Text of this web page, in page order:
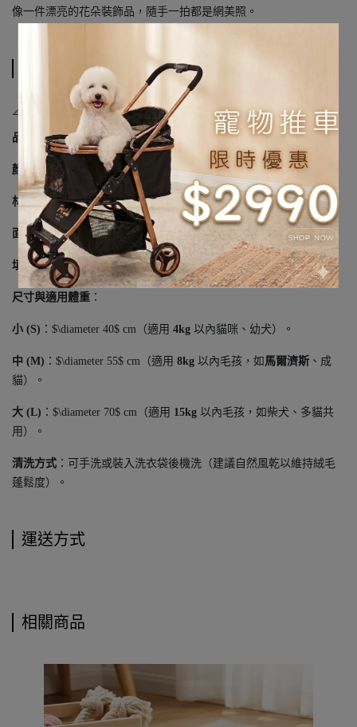
像一件漂亮的花朵裝飾品，隨手一拍都是網美照。
規格說明
📐 商品規格
品名 ：舒柔花朵造型寵物睡墊
顏色：經典灰配粉 (Grey & Pink)
材質：
面料：加厚舒柔雲朵絨（親膚、不掉毛、不起球）。
填充：高彈力 PP 棉（支撐力強，久睡不塌陷）。
尺寸與適用體重 ：
小 (S) ：$\diameter 40$ cm（適用 4kg 以內貓咪、幼犬）。
中 (M) ：$\diameter 55$ cm（適用 8kg 以內毛孩，如 馬爾濟斯 、成
貓）。
大 (L) ：$\diameter 70$ cm（適用 15kg 以內毛孩，如柴犬、多貓共
用）。
清洗方式 ：可手洗或裝入洗衣袋後機洗（建議自然風乾以維持絨毛
蓬鬆度）。
運送方式
相關商品